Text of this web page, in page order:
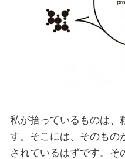
私が拾っているものは、
す。そこには、そのもの
されているはずです。そ